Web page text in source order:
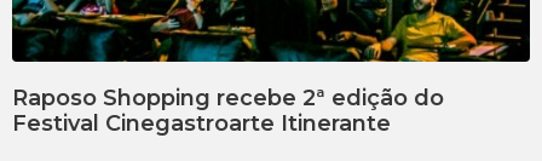
Raposo Shopping recebe 2ª edição do
Festival Cinegastroarte Itinerante